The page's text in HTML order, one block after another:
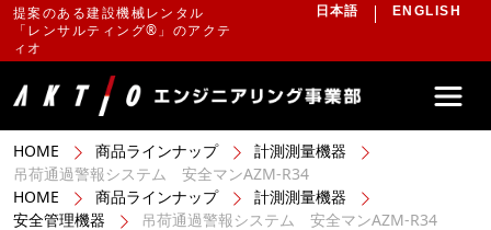
提案のある建設機械レンタル
「レンサルティング®」のアクテ
ィオ
日本語 ENGLISH
HOME 商品ラインナップ
計測測量機器
吊荷通過警報システム 安全マンAZM-R34
HOME
商品ラインナップ
計測測量機器
安全管理機器
吊荷通過警報システム 安全マンAZM-R34